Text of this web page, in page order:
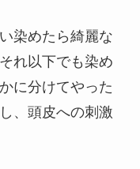
染めたら綺麗な
れ以下でも染め
に分けてやった
、頭皮への刺激